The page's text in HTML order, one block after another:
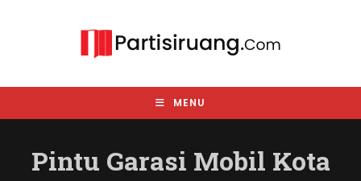
MENU
Pintu Garasi Mobil Kota